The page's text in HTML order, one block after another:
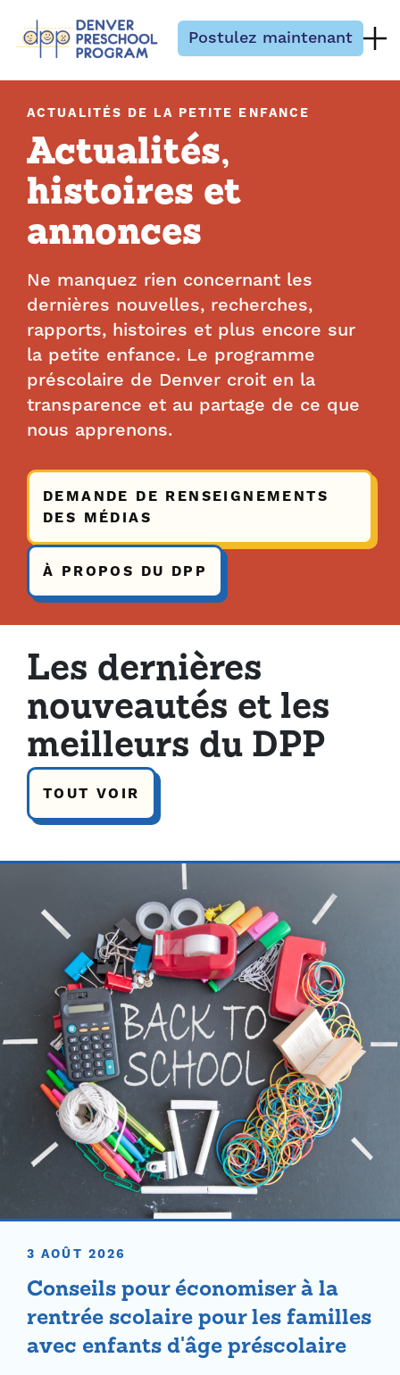
Postulez maintenant
ACTUALITÉS DE LA PETITE ENFANCE
Actualités,
histoires et
annonces
Ne manquez rien concernant les
dernières nouvelles, recherches,
rapports, histoires et plus encore sur
la petite enfance. Le programme
préscolaire de Denver croit en la
transparence et au partage de ce que
nous apprenons.
DEMANDE DE RENSEIGNEMENTS
DES MÉDIAS
À PROPOS DU DPP
Les dernières
nouveautés et les
meilleurs du DPP
TOUT VOIR
3 AOÛT 2026
Conseils pour économiser à la
rentrée scolaire pour les familles
avec enfants d'âge préscolaire